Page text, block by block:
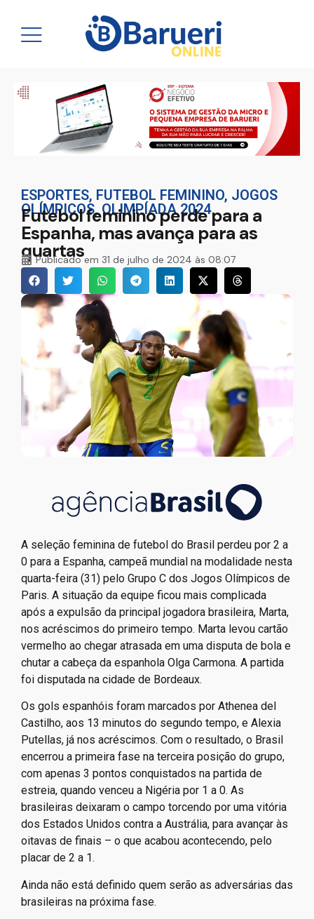
ESPORTES, FUTEBOL FEMININO, JOGOS
OLÍMPICOS,OLIMPÍADA 2024
Futebol feminino perde para a
Espanha, mas avança para as
quartas
Publicado em 31 de julho de 2024 às 08:07
A seleção feminina de futebol do Brasil perdeu por 2 a
0 para a Espanha, campeã mundial na modalidade nesta
quarta-feira (31) pelo Grupo C dos Jogos Olímpicos de
Paris. A situação da equipe ficou mais complicada
após a expulsão da principal jogadora brasileira, Marta,
nos acréscimos do primeiro tempo. Marta levou cartão
vermelho ao chegar atrasada em uma disputa de bola e
chutar a cabeça da espanhola Olga Carmona. A partida
foi disputada na cidade de Bordeaux.
Os gols espanhóis foram marcados por Athenea del
Castilho, aos 13 minutos do segundo tempo, e Alexia
Putellas, já nos acréscimos. Com o resultado, o Brasil
encerrou a primeira fase na terceira posição do grupo,
com apenas 3 pontos conquistados na partida de
estreia, quando venceu a Nigéria por 1 a 0. As
brasileiras deixaram o campo torcendo por uma vitória
dos Estados Unidos contra a Austrália, para avançar às
oitavas de finais – o que acabou acontecendo, pelo
placar de 2 a 1.
Ainda não está definido quem serão as adversárias das
brasileiras na próxima fase.